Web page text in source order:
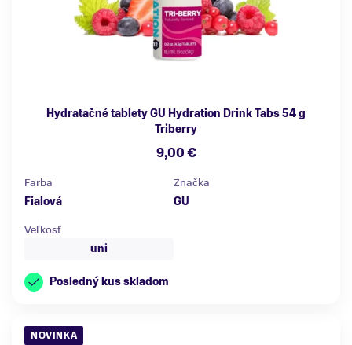
Hydratačné tablety GU Hydration Drink Tabs 54 g
Triberry
9,00 €
Farba
Fialová
Značka
GU
Veľkosť
uni
Posledný kus skladom
NOVINKA